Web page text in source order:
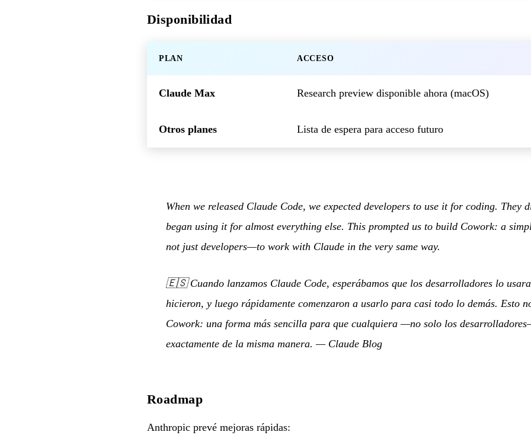
Disponibilidad
PLAN ACCESO
Claude Max Research preview disponible ahora (macOS)
Otros planes Lista de espera para acceso futuro
When we released Claude Code, we expected developers to use it for coding.
began using it for almost everything else. This prompted us to build Cowork: a
not just developers—to work with Claude in the very same way.
🇪🇸Cuando lanzamos Claude Code, esperábamos que los desarrolladores lo
hicieron, y luego rápidamente comenzaron a usarlo para casi todo lo demás. Esto
Cowork: una forma más sencilla para que cualquiera —no solo los
exactamente de la misma manera. — Claude Blog
Roadmap
Anthropic prevé mejoras rápidas: